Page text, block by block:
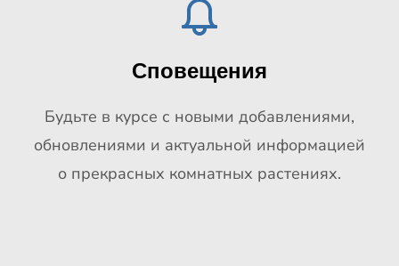
Сповещения
Будьте в курсе с новыми добавлениями,
обновлениями и актуальной информацией
о прекрасных комнатных растениях.